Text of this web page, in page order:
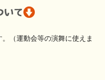
（運動会等の演舞に使えま